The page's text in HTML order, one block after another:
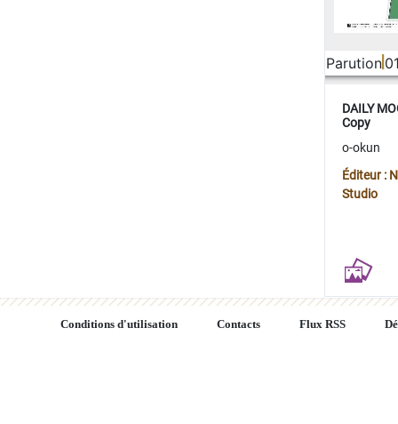
Parution
DAILY
Copy
o-okun
Éditeur :
Studio
Conditions d'utilisation Contacts Flux RSS